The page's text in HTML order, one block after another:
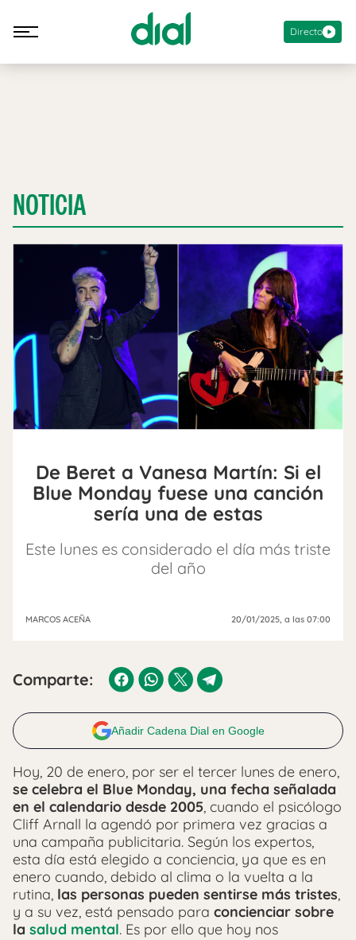
Directo
NOTICIA
De Beret a Vanesa Martín: Si el
Blue Monday fuese una canción
sería una de estas
Este lunes es considerado el día más triste
del año
MARCOS ACEÑA 20/01/2025, a las 07:00
Comparte:
Añadir Cadena Dial en Google
Hoy, 20 de enero, por ser el tercer lunes de enero,
se celebra el Blue Monday, una fecha señalada
en el calendario desde 2005, cuando el psicólogo
Cliff Arnall la agendó por primera vez gracias a
una campaña publicitaria. Según los expertos,
esta día está elegido a conciencia, ya que es en
enero cuando, debido al clima o la vuelta a la
rutina, las personas pueden sentirse más tristes,
y a su vez, está pensado para concienciar sobre
la salud mental. Es por ello que hoy nos